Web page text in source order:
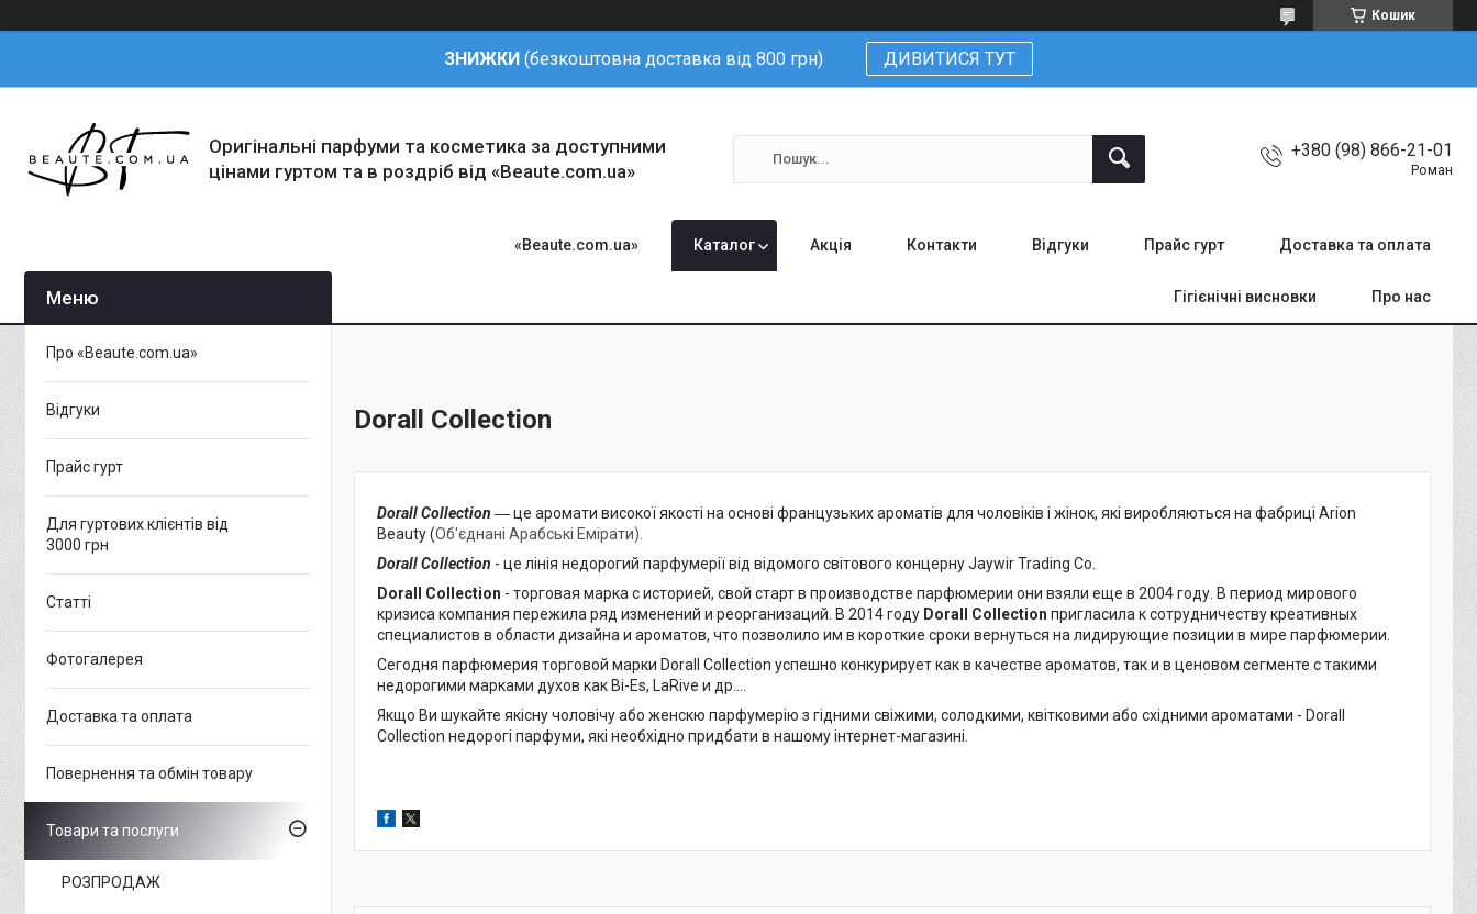
Кошик
ЗНИЖКИ (безкоштовна доставка від 800 грн) ДИВИТИСЯ ТУТ
Оригінальні парфуми та косметика за доступними
цінами гуртом та в роздріб від «Beaute.com.ua»
+380 (98) 866-21-01
Роман
«Beaute.com.ua» Каталог Акція Контакти Відгуки Прайс гурт Доставка та оплата
Гігієнічні висновки Про нас
Dorall Collection
Dorall Collection ― це аромати високої якості на основі французьких ароматів для чоловіків і жінок, які виробляються на фабриці Arion
Beauty (Об'єднані Арабські Емірати).
Dorall Collection - це лінія недорогий парфумерії від відомого світового концерну Jaywir Trading Co.
Dorall Collection - торговая марка с историей, свой старт в производстве парфюмерии они взяли еще в 2004 году. В период мирового
кризиса компания пережила ряд изменений и реорганизаций. В 2014 году Dorall Collection пригласила к сотрудничеству креативных
специалистов в области дизайна и ароматов, что позволило им в короткие сроки вернуться на лидирующие позиции в мире парфюмерии.
Сегодня парфюмерия торговой марки Dorall Collection успешно конкурирует как в качестве ароматов, так и в ценовом сегменте с такими
недорогими марками духов как Bi-Es, LaRive и др....
Якщо Ви шукайте якісну чоловічу або женскю парфумерію з гідними свіжими, солодкими, квітковими або східними ароматами - Dorall
Collection недорогі парфуми, які необхідно придбати в нашому інтернет-магазині.
Про «Beaute.com.ua»
Відгуки
Прайс гурт
Для гуртових клієнтів від
3000 грн
Статті
Фотогалерея
Доставка та оплата
Повернення та обмін товару
Товари та послуги
РОЗПРОДАЖ